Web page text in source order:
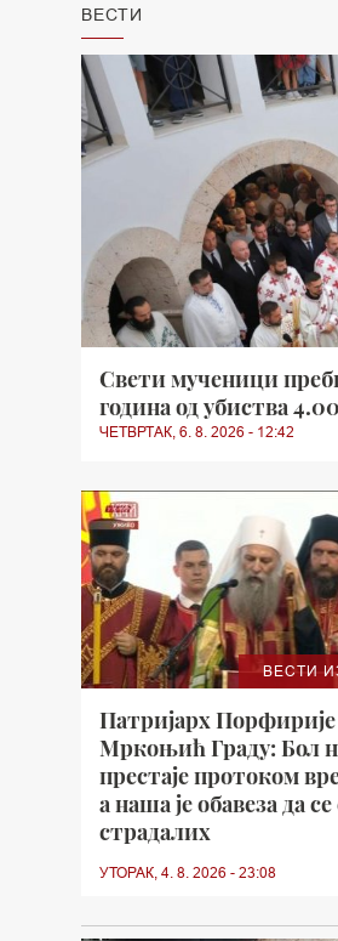
ВЕСТИ
Свети мученици
година од убиства
ЧЕТВРТАК, 6. 8. 2026 - 12:42
ВЕСТИ
Патријарх Порфирије
Мркоњић Граду: Бол
престаје протоком
а наша је обавеза да
страдалих
УТОРАК, 4. 8. 2026 - 23:08